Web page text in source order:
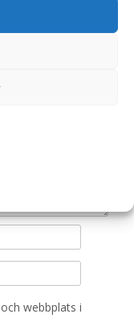
Plush”
Obligatoriska fält
webbplats i